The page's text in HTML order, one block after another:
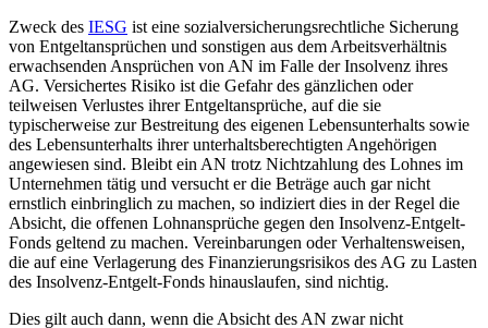
Zweck des IESG ist eine sozialversicherungsrechtliche Sicherung
von Entgeltansprüchen und sonstigen aus dem Arbeitsverhältnis
erwachsenden Ansprüchen von AN im Falle der Insolvenz ihres
AG. Versichertes Risiko ist die Gefahr des gänzlichen oder
teilweisen Verlustes ihrer Entgeltansprüche, auf die sie
typischerweise zur Bestreitung des eigenen Lebensunterhalts sowie
des Lebensunterhalts ihrer unterhaltsberechtigten Angehörigen
angewiesen sind. Bleibt ein AN trotz Nichtzahlung des Lohnes im
Unternehmen tätig und versucht er die Beträge auch gar nicht
ernstlich einbringlich zu machen, so indiziert dies in der Regel die
Absicht, die offenen Lohnansprüche gegen den Insolvenz-Entgelt-
Fonds geltend zu machen. Vereinbarungen oder Verhaltensweisen,
die auf eine Verlagerung des Finanzierungsrisikos des AG zu Lasten
des Insolvenz-Entgelt-Fonds hinauslaufen, sind nichtig.
Dies gilt auch dann, wenn die Absicht des AN zwar nicht